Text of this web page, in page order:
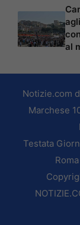
al
Notizie.com
Marchese
Testata